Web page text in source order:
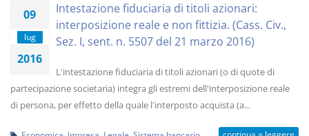
09
lug
2016
Intestazione fiduciaria di titoli azionari:
interposizione reale e non fittizia. (Cass. Civ.,
Sez. I, sent. n. 5507 del 21 marzo 2016)
L'intestazione fiduciaria di titoli azionari (o di quote di
partecipazione societaria) integra gli estremi dell'interposizione reale
di persona, per effetto della quale l'interposto acquista (a...